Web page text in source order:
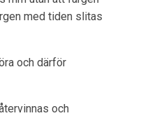
med tiden slitas
och därför
och